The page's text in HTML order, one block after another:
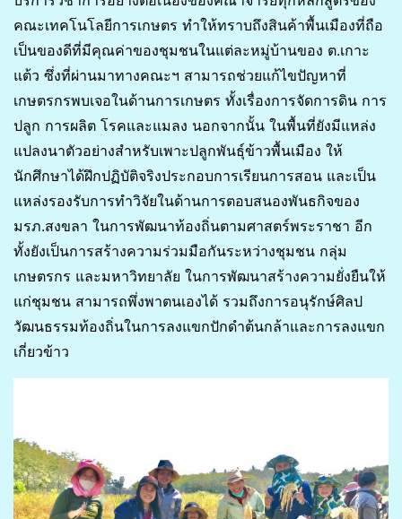
คณะเทคโนโลยีการเกษตร ทำให้ทราบถึงสินค้าพื้นเมืองที่ถือ
เป็นของดีที่มีคุณค่าของชุมชนในแต่ละหมู่บ้านของ ต.เกาะ
แต้ว ซึ่งที่ผ่านมาทางคณะฯ สามารถช่วยแก้ไขปัญหาที่
เกษตรกรพบเจอในด้านการเกษตร ทั้งเรื่องการจัดการดิน การ
ปลูก การผลิต โรคและแมลง นอกจากนั้น ในพื้นที่ยังมีแหล่ง
แปลงนาตัวอย่างสำหรับเพาะปลูกพันธุ์ข้าวพื้นเมือง ให้
นักศึกษาได้ฝึกปฏิบัติจริงประกอบการเรียนการสอน และเป็น
แหล่งรองรับการทำวิจัยในด้านการตอบสนองพันธกิจของ
มรภ.สงขลา ในการพัฒนาท้องถิ่นตามศาสตร์พระราชา อีก
ทั้งยังเป็นการสร้างความร่วมมือกันระหว่างชุมชน กลุ่ม
เกษตรกร และมหาวิทยาลัย ในการพัฒนาสร้างความยั่งยืนให้
แก่ชุมชน สามารถพึ่งพาตนเองได้ รวมถึงการอนุรักษ์ศิลป
วัฒนธรรมท้องถิ่นในการลงแขกปักดำต้นกล้าและการลงแขก
เกี่ยวข้าว